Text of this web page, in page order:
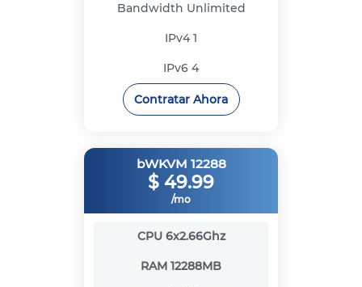
Bandwidth Unlimited
IPv41
IPv6 4
Contratar Ahora
bWKVM 12288
$ 49.99
/mo
CPU 6x2.66Ghz
RAM 12288MB